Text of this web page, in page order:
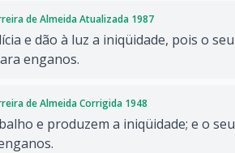
de Almeida Atualizada 1987
e dão à luz a iniqüidade, pois o seu
enganos.
de Almeida Corrigida 1948
e produzem a iniqüidade; e o seu